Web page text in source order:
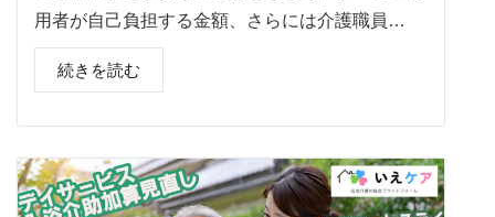
用者が自己負担する金額、さらには介護職員…
続きを読む